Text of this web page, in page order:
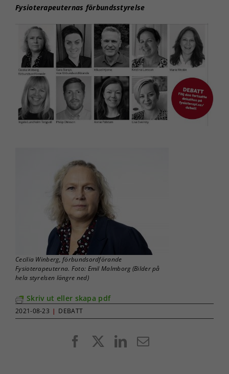
Fysioterapeuternas förbundsstyrelse
Cecilia Winberg, förbundsordförande
Fysioterapeuterna. Foto: Emil Malmborg (Bilder på
hela styrelsen längre ned)
Skriv ut eller skapa pdf
2021-08-23 | DEBATT
FacebookLinkedIn
E-